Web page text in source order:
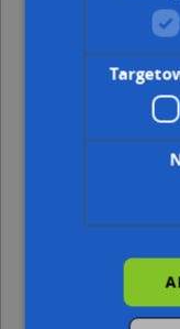
Adresy w pobliżu
Słupsk,
Słupsk, Wojska
Słupsk,
Słupsk,
Słupsk, Wojska
Słupsk, Wojska
Słupsk, Wojska
Słupsk, Wojska
Słupsk, Wojska
Kiosk - inne